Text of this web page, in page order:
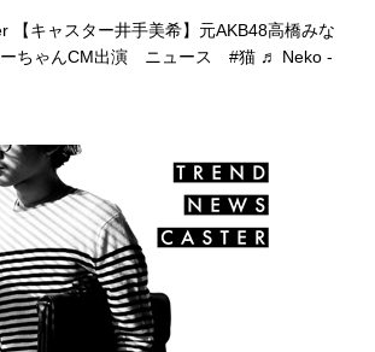
【キャスター井手美希】元AKB48高橋みな
ーちゃんCM出演 ニュース #猫 ♬ Neko -